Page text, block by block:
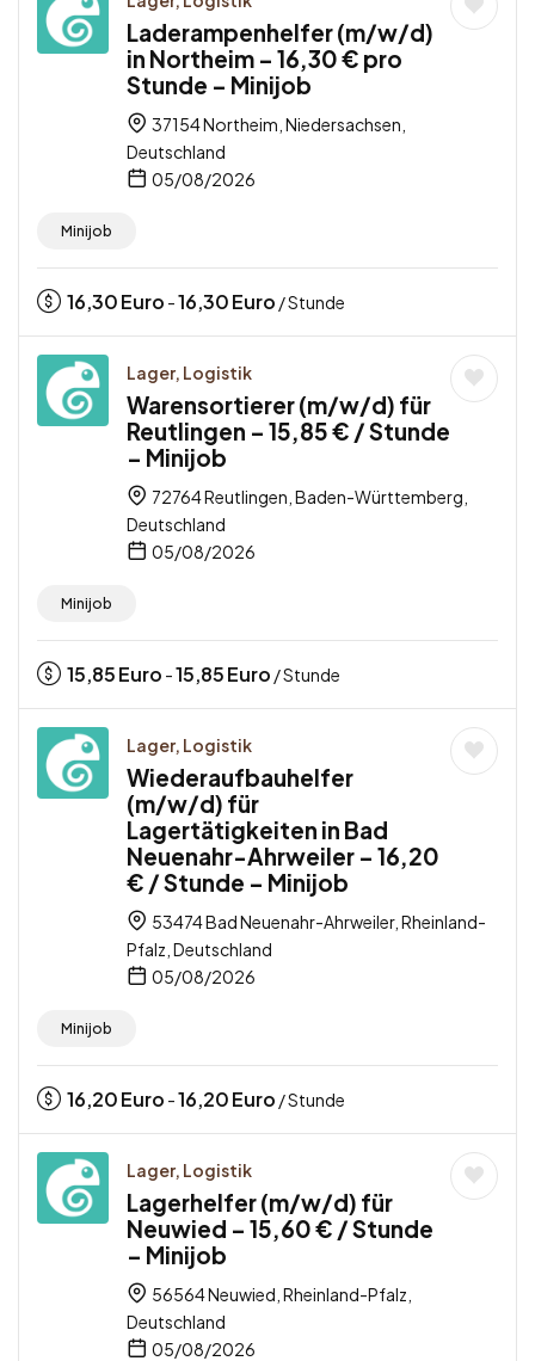
Laderampenhelfer (m/w/d)
in Northeim – 16,30 € pro
Stunde – Minijob
37154 Northeim, Niedersachsen,
Deutschland
05/08/2026
Minijob
16,30Euro -16,30Euro / Stunde
Lager, Logistik
Warensortierer (m/w/d) für
Reutlingen – 15,85 € / Stunde
– Minijob
72764 Reutlingen, Baden-Württemberg,
Deutschland
05/08/2026
Minijob
15,85Euro -15,85Euro / Stunde
Lager, Logistik
Wiederaufbauhelfer
(m/w/d) für
Lagertätigkeiten in Bad
Neuenahr-Ahrweiler – 16,20
€ / Stunde – Minijob
53474 Bad Neuenahr-Ahrweiler, Rheinland-
Pfalz, Deutschland
05/08/2026
Minijob
16,20Euro -16,20Euro / Stunde
Lager, Logistik
Lagerhelfer (m/w/d) für
Neuwied – 15,60 € / Stunde
– Minijob
56564 Neuwied, Rheinland-Pfalz,
Deutschland
05/08/2026